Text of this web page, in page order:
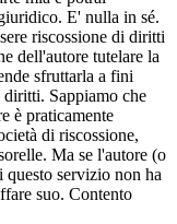
E' nulla in sé.
riscossione di diritti
dell'autore tutelare la
sfruttarla a fini
Sappiamo che
è praticamente
di riscossione,
Ma se l'autore (o
servizio non ha
suo. Contento